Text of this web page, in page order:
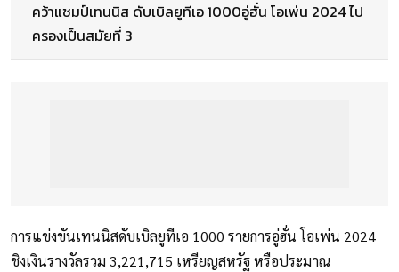
คว้าแชมป์เทนนิส ดับเบิลยูทีเอ 1000อู่ฮั่น โอเพ่น 2024 ไป
ครองเป็นสมัยที่ 3
การแข่งขันเทนนิสดับเบิลยูทีเอ 1000 รายการอู่ฮั่น โอเพ่น 2024
ชิงเงินรางวัลรวม 3,221,715 เหรียญสหรัฐ หรือประมาณ